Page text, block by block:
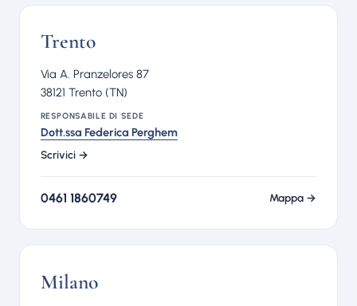
Trento
Via A. Pranzelores 87
38121 Trento (TN)
RESPONSABILE DI SEDE
Dott.ssa Federica Perghem
Scrivici →
0461 1860749 Mappa →
Milano